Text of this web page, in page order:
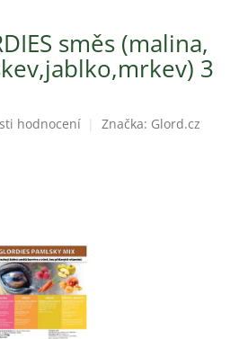
směs (malina,
3
hodnocení Značka: Glord.cz